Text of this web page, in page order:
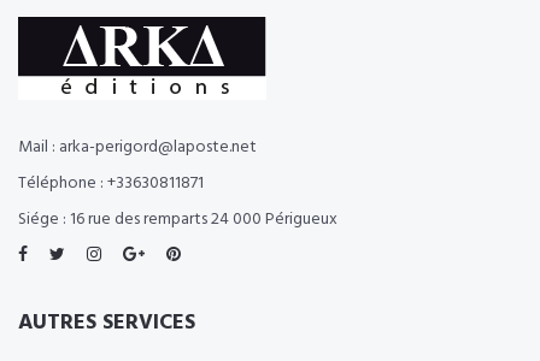
Mail : arka-perigord@laposte.net
Téléphone : +33630811871
Siége : 16 rue des remparts 24 000 Périgueux
AUTRES SERVICES